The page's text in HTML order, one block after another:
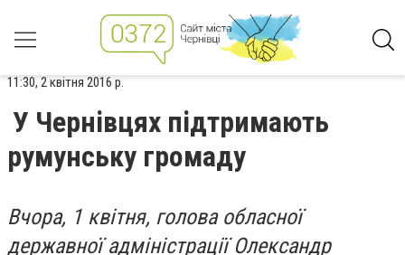
11:30, 2 квітня 2016 р.
У Чернівцях підтримають
румунську громаду
Вчора, 1 квітня, голова обласної
державної адміністрації Олександр